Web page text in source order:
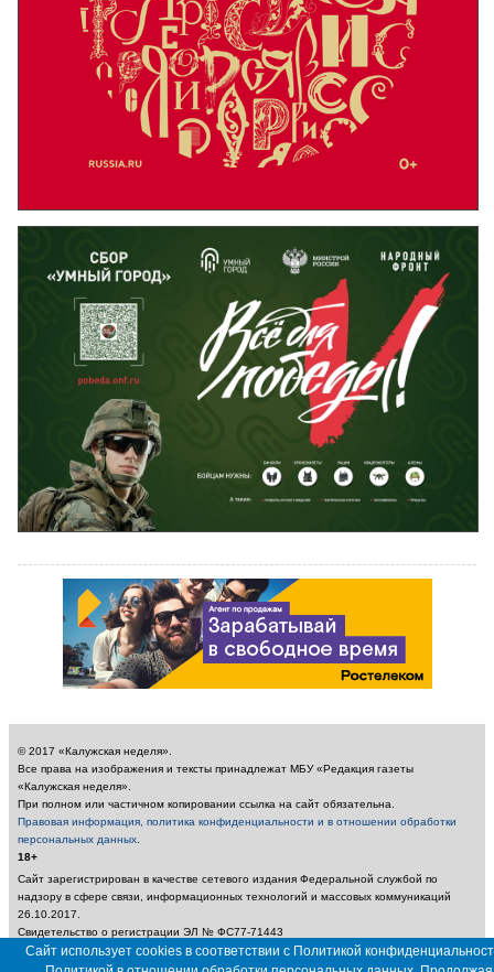
© 2017 «Калужская неделя».
Все права на изображения и тексты принадлежат МБУ «Редакция газеты
«Калужская неделя».
При полном или частичном копировании ссылка на сайт обязательна.
Правовая информация, политика конфиденциальности и в отношении обработки
персональных данных
18+
Сайт зарегистрирован в качестве сетевого издания Федеральной службой по
надзору в сфере связи, информационных технологий и массовых коммуникаций
26.10.2017.
Свидетельство о регистрации ЭЛ № ФС77-71443
Учредитель: Муниципальное бюджетное учреждение «Редакция газеты «Калужская
неделя»
Сайт использует cookies в соответствии с Политикой